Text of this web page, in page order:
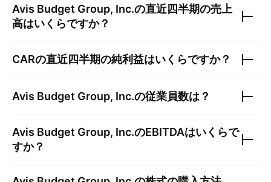
Avis Budget Group, Inc.の直近四半期の売上
高はいくらですか？
CARの直近四半期の純利益はいくらですか？
Avis Budget Group, Inc.の従業員数は？
Avis Budget Group, Inc.のEBITDAはいくらで
すか？